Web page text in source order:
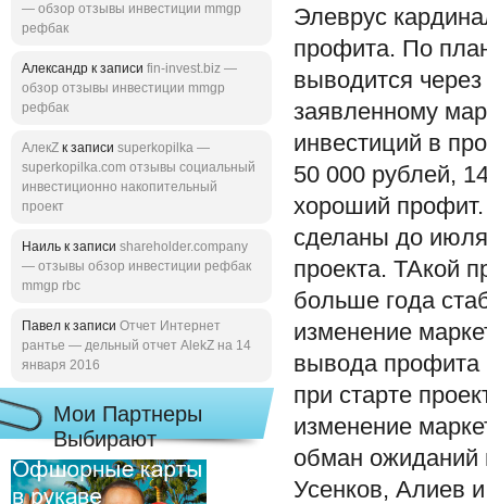
— обзор отзывы инвестиции mmgp
рефбак
Александр к записи fin-invest.biz —
обзор отзывы инвестиции mmgp
рефбак
АлекZ к записи superkopilka —
superkopilka.com отзывы социальный
инвестиционно накопительный
проект
Наиль к записи shareholder.company
— отзывы обзор инвестиции рефбак
mmgp rbc
Павел к записи Отчет Интернет
рантье — дельный отчет AlekZ на 14
января 2016
Мои Партнеры
Выбирают
Элеврус
профита. По
выводится
заявленному
инвестиций в
50 000 рублей,
хороший
сделаны до
проекта. ТАкой
больше года
изменение
вывода профита
при старте
изменение
обман
Усенков, Алиев